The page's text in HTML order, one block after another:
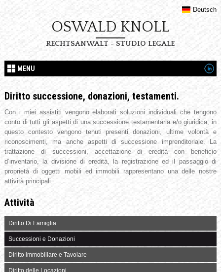
Deutsch
OSWALD KNOLL
RECHTSANWALT - STUDIO LEGALE
MENU
Diritto successione, donazioni, testamenti.
Con i miei assistiti vengono elaborati soluzioni individuali che tengono
conto di tutti gli aspetti di una successione testamentaria e/o giuridica; in
questo contesto vengono tenuti presenti donazioni, ultime volontà e
riconoscimenti, ma anche aspetti di successione imprenditoriale. La
trattazione di successioni, accettazione di eredità con beneficio
d’inventario, la divisione di eredità, la registrazione ed il passaggio di
proprietà di oggetti mobili ed immobili rappresentano una delle nostre
attività principali.
Attività
Diritto Di Famiglia
Successioni e Donazioni
Diritto immobiliare e Tavolare
Diritto delle Locazioni